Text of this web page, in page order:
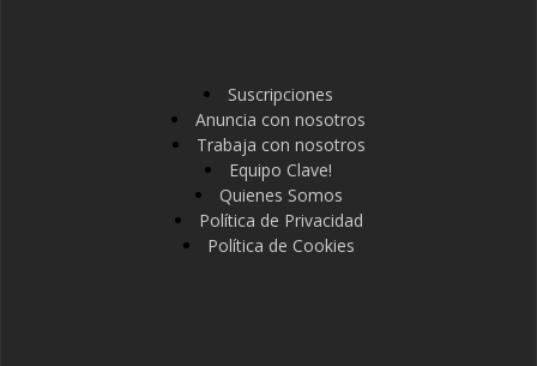
Suscripciones
Anuncia con nosotros
Trabaja con nosotros
Equipo Clave!
Quienes Somos
Política de Privacidad
Política de Cookies